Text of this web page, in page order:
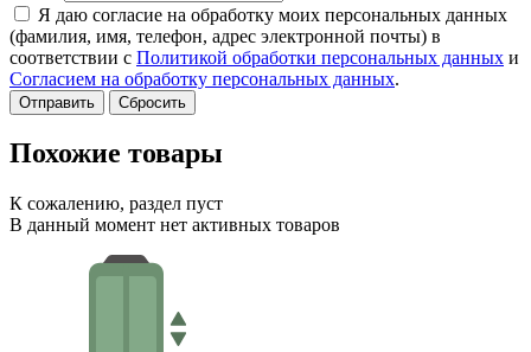
Я даю согласие на обработку моих персональных данных
(фамилия, имя, телефон, адрес электронной почты) в
соответствии с Политикой обработки персональных данных и
Согласием на обработку персональных данных.
Сбросить
Похожие товары
К сожалению, раздел пуст
В данный момент нет активных товаров